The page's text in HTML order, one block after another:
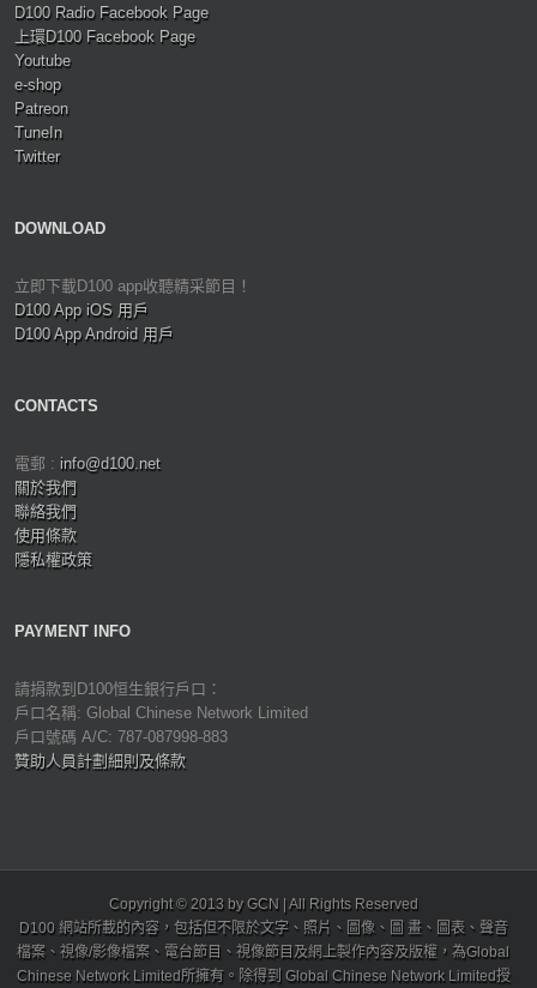
D100 Radio Facebook Page
上環D100 Facebook Page
Youtube
e-shop
Patreon
TuneIn
Twitter
DOWNLOAD
立即下載D100 app收聽精采節目！
D100 App iOS 用戶
D100 App Android 用戶
CONTACTS
電郵 : info@d100.net
關於我們
聯絡我們
使用條款
隱私權政策
PAYMENT INFO
請捐款到D100恒生銀行戶口：
戶口名稱: Global Chinese Network Limited
戶口號碼 A/C: 787-087998-883
贊助人員計劃細則及條款
Copyright © 2013 by GCN | All Rights Reserved
D100 網站所載的內容，包括但不限於文字、照片、圖像、圖 畫、圖表、聲音
檔案、視像/影像檔案、電台節目、視像節目及網上製作內容及版權，為Global
Chinese Network Limited所擁有。除得到 Global Chinese Network Limited授